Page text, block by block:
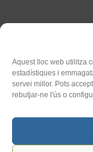
Aquest lloc web utilitza
estadístiques i
servei millor. Pots
rebutjar-ne l'ús o